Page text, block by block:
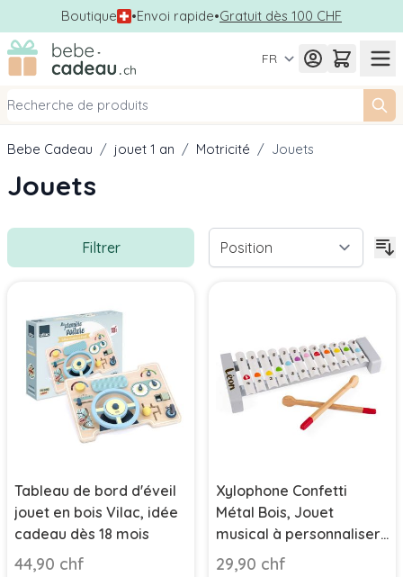
Boutique •Envoi rapide•Gratuit dès 100 CHF
Allez au contenu
FR
Bebe Cadeau / jouet 1 an / Motricité / Jouets
Jouets
Filtrer
Tableau de bord d'éveil
jouet en bois Vilac, idée
cadeau dès 18 mois
44,90 chf
Xylophone Confetti
Métal Bois, Jouet
musical à personnaliser,
Janod
29,90 chf